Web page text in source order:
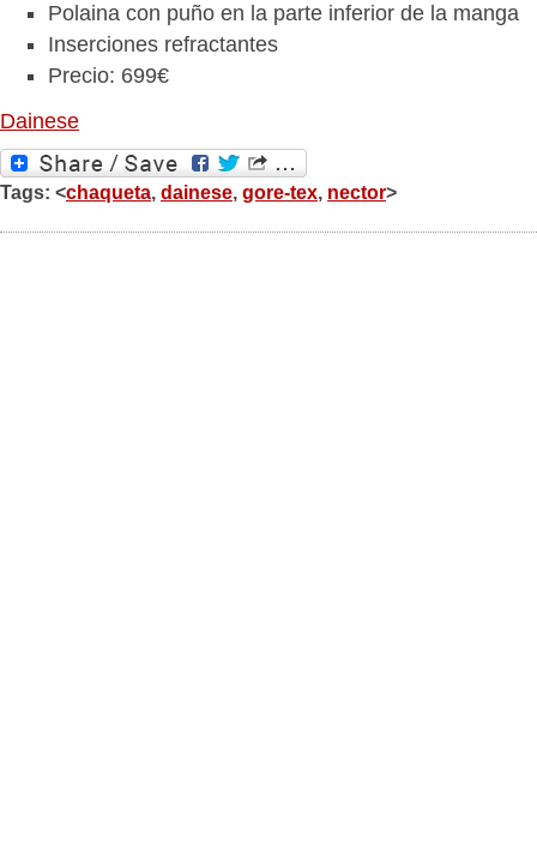
Polaina con puño en la parte inferior de la manga
Inserciones refractantes
Precio: 699€
Dainese
Tags: <chaqueta, dainese, gore-tex, nector>